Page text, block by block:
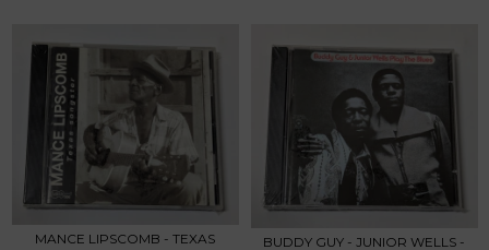
MANCE LIPSCOMB - TEXAS
BUDDY GUY - JUNIOR WELLS -